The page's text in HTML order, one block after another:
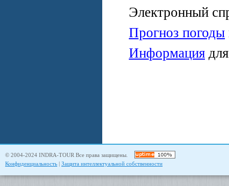
Электронный
Прогноз погоды
Информация
© 2004-2024 INDRA-TOUR Все права защищены.
Конфиденциальность | Защита интеллектуальной собственности